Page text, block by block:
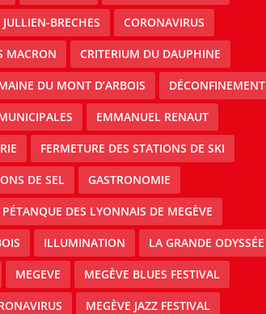
BRECHES CORONAVIRUS
MACRON CRITERIUM DU DAUPHINE
DU MONT D’ARBOIS DÉCONFINEMENT
EMMANUEL RENAUT
FERMETURE DES STATIONS DE SKI
DE SEL GASTRONOMIE
DES LYONNAIS DE MEGÈVE
ILLUMINATION LA GRANDE ODYSSÉE
MEGEVE MEGÈVE BLUES FESTIVAL
MEGÈVE JAZZ FESTIVAL